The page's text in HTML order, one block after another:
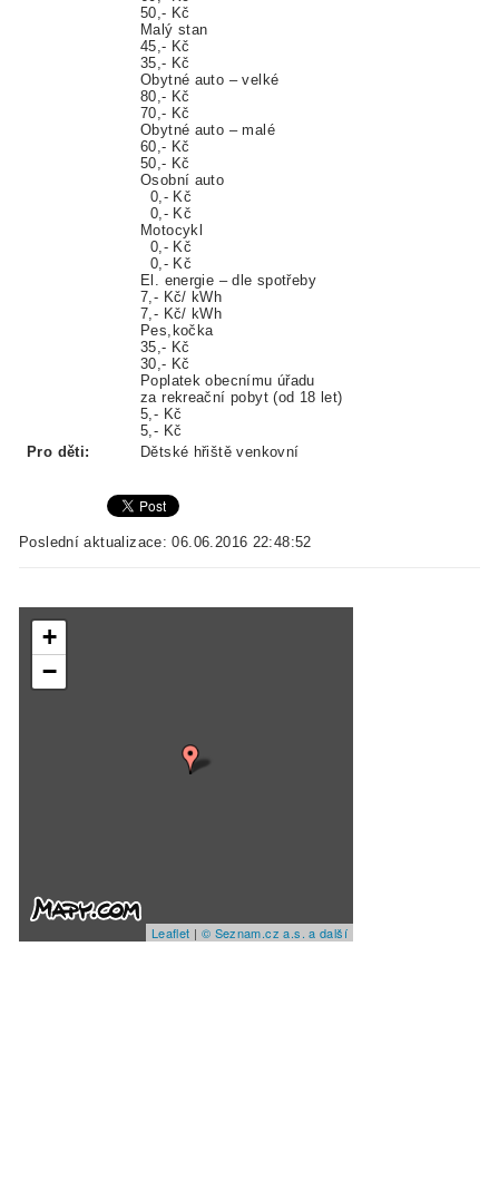
50,- Kč
Malý stan
45,- Kč
35,- Kč
Obytné auto – velké
80,- Kč
70,- Kč
Obytné auto – malé
60,- Kč
50,- Kč
Osobní auto
0,- Kč
0,- Kč
Motocykl
0,- Kč
0,- Kč
El. energie – dle spotřeby
7,- Kč/ kWh
7,- Kč/ kWh
Pes,kočka
35,- Kč
30,- Kč
Poplatek obecnímu úřadu
za rekreační pobyt (od 18 let)
5,- Kč
5,- Kč
Pro děti:
Dětské hřiště venkovní
Poslední aktualizace: 06.06.2016 22:48:52
+
−
Leaflet | © Seznam.cz a.s. a další